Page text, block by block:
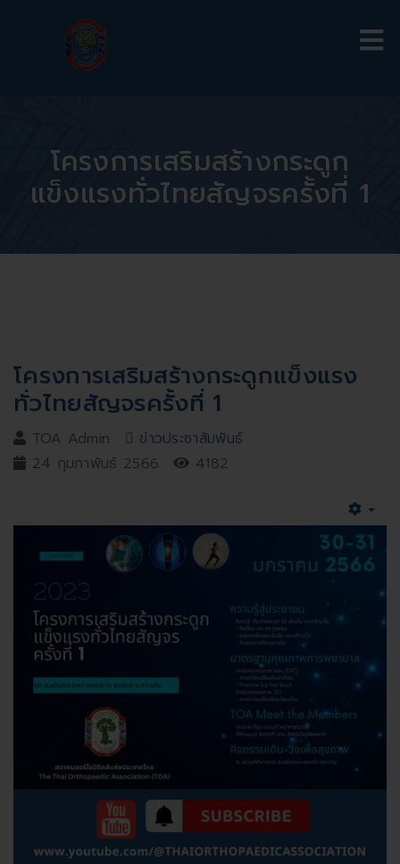
โครงการเสริมสร้างกระดูก
แข็งแรงทั่วไทยสัญจรครั้งที่ 1
โครงการเสริมสร้างกระดูกแข็งแรง
ทั่วไทยสัญจรครั้งที่ 1
TOA Admin
ข่าวประชาสัมพันธ์
24 กุมภาพันธ์ 2566
4182